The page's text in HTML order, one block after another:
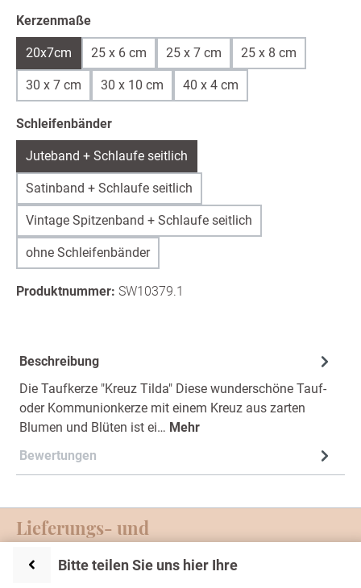
Kerzenmaßeauswählen
20x7cm 25 x 6 cm 25 x 7 cm 25 x 8 cm
30 x 7 cm 30 x 10 cm 40 x 4 cm
Schleifenbänderauswählen
Juteband + Schlaufe seitlich
Satinband + Schlaufe seitlich
Vintage Spitzenband + Schlaufe seitlich
ohne Schleifenbänder
Bitte teilen Sie uns hier Ihre
Produktnummer: SW10379.1
Beschreibung
Die Taufkerze "Kreuz Tilda" Diese wunderschöne Tauf-
oder Kommunionkerze mit einem Kreuz aus zarten
Blumen und Blüten ist ei… Mehr
Bewertungen
Lieferungs- und
Zahlungsmöglichkeiten